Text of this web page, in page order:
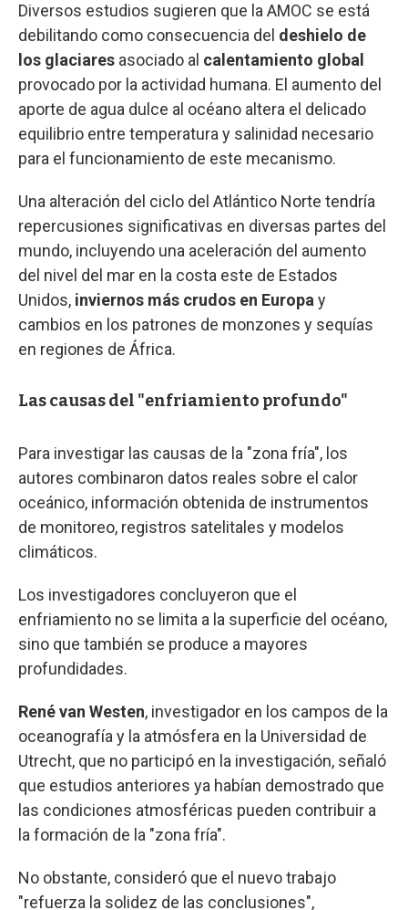
Diversos estudios sugieren que la AMOC se está
debilitando como consecuencia del deshielo de
los glaciares asociado al calentamiento global
provocado por la actividad humana. El aumento del
aporte de agua dulce al océano altera el delicado
equilibrio entre temperatura y salinidad necesario
para el funcionamiento de este mecanismo.
Una alteración del ciclo del Atlántico Norte tendría
repercusiones significativas en diversas partes del
mundo, incluyendo una aceleración del aumento
del nivel del mar en la costa este de Estados
Unidos, inviernos más crudos en Europa y
cambios en los patrones de monzones y sequías
en regiones de África.
Las causas del "enfriamiento profundo"
Para investigar las causas de la "zona fría", los
autores combinaron datos reales sobre el calor
oceánico, información obtenida de instrumentos
de monitoreo, registros satelitales y modelos
climáticos.
Los investigadores concluyeron que el
enfriamiento no se limita a la superficie del océano,
sino que también se produce a mayores
profundidades.
René van Westen, investigador en los campos de la
oceanografía y la atmósfera en la Universidad de
Utrecht, que no participó en la investigación, señaló
que estudios anteriores ya habían demostrado que
las condiciones atmosféricas pueden contribuir a
la formación de la "zona fría".
No obstante, consideró que el nuevo trabajo
"refuerza la solidez de las conclusiones",